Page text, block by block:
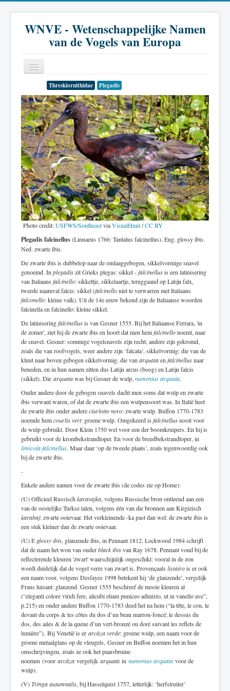
WNVE - Wetenschappelijke Namen
van de Vogels van Europa
Inleiding
Soort
Genus
Familie
Historie
Literatuur
Threskiornithidae Plegadis
Photo credit:USFWS/SoutheastviaVisualHunt/CC BY
Plegadis falcinellus(Linnaeus 1766: Tantalus falcinellus). Eng. glossy ibis.
Ned. zwarte ibis.
De zwarte ibis is dubbelop naar de omlaaggebogen, sikkelvormige snavel
genoemd. Inplegadiszit Grieks plegas: sikkel -falcinellusis een latinisering
van Italiaans falcinello: sikkeltje, sikkelaartje, teruggaand op Latijn falx,
tweede naamval falcis: sikkel (falcinelloniet te verwarren met Italiaans
falconello: kleine valk). Uit de 14e eeuw bekend zijn de Italiaanse woorden
falcinella en falcinello: kleine sikkel.
De latiniseringfalcinellusis van Gesner 1555. Bij het Italiaanse Ferrara, 'in
de zomer', ziet hij de zwarte ibis en hoort dat men hemfalcinellonoemt, naar
de snavel. Gesner: sommige vogelsnavels zijn recht, andere zijn gekromd,
zoals die van roofvogels, weer andere zijn ‘falcata’, sikkelvormig: die van de
kluut naar boven gebogen sikkelvormig, die vanarquataenfalcinellusnaar
beneden, en in hun namen zitten dus Latijn arcus (boog) en Latijn falcis
(sikkel). Die arquatawas bij Gesner de wulp,numenius arquata.
Onder andere door de gebogen snavels dacht men soms dat wulp en zwarte
ibis verwant waren, of dat de zwarte ibis een wulpensoort was. In Italië heet
de zwarte ibis onder andereciurlotto nero: zwarte wulp. Buffon 1770-1783
noemde hemcourlis vert: groene wulp. Omgekeerd is falcinellusnooit voor
de wulp gebruikt. Door Klein 1750 wel voor een der boomkruipers. En hij is
gebruikt voor de krombekstrandloper. En voor de breedbekstrandloper, in
limicola falcinellus. Maar daar ‘op de tweede plaats’, zoals tegenwoordig ook
bij de zwarte ibis.
-
Enkele andere namen voor de zwarte ibis (de codes zie op Home):
(U) Officieel Russischkaravajka, volgens Russische bron ontleend aan een
van de oostelijke Turkse talen, volgens één van die bronnen aan Kirgizisch
karabaj: zwarte ooievaar. Het verkleinende -ka past dan wel: de zwarte ibis is
een stuk kleiner dan de zwarte ooievaar.
(U) E glossy ibis, glanzende ibis, in Pennant 1812. Lockwood 1984 schrijft
dat de naam het won van ouderblack ibisvan Ray 1678. Pennant vond bij de
reflecterende kleuren 'zwart' waarschijnlijk ongeschikt: vooral in de zon
wordt duidelijk dat de vogel verre van zwart is. Provençaals lisiairois er ook
een naam voor, volgens Desfayes 1998 betekent hij ‘de glanzende’, vergelijk
Frans luisant: glanzend. Gesner 1555 beschreef de mooie kleuren al
(“eleganti colore viridi fere, alicubi etiam puniceo admixto, ut in vanello ave”,
p.215) en onder andere Buffon 1770-1783 deed het na hem (“la tête, le cou, le
devant du corps & les côtes du dos d’un beau marron-foncé; le dessus du
dos, des ailes & de la queue d’un vert-bronzé ou doré suivant les reflets de
lumière”). Bij Venetië is er arcáza verde: groene wulp, een naam voor de
groene metaalglans op de vleugels, Gesner en Buffon noemen het in hun
omschrijvingen, zoals ze ook het paarsbruine
noemen (voor arcáza vergelijk arquata in numenius arquata voor de
wulp).
(V)Tringa autumnalis, bij Hasselquist 1757, letterlijk: ‘herfstruiter’